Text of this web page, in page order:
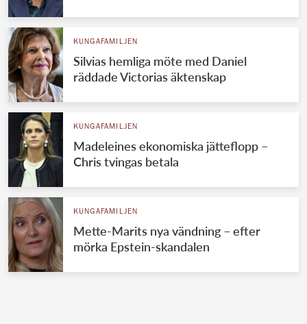
KUNGAFAMILJEN
Silvias hemliga möte med Daniel
räddade Victorias äktenskap
KUNGAFAMILJEN
Madeleines ekonomiska jätteflopp –
Chris tvingas betala
KUNGAFAMILJEN
Mette-Marits nya vändning – efter
mörka Epstein-skandalen